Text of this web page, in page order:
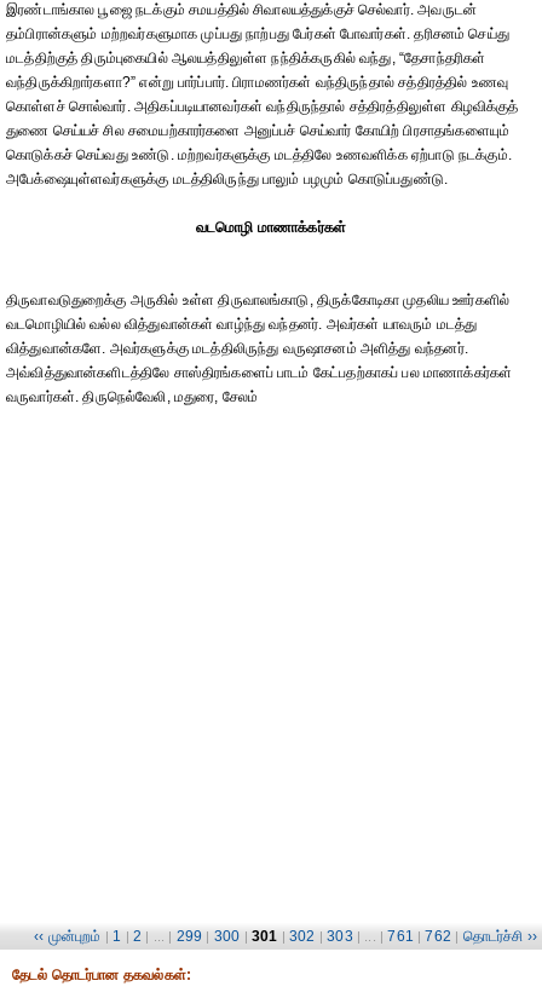
இரண்டாங்கால பூஜை நடக்கும் சமயத்தில் சிவாலயத்துக்குச் செல்வார். அவருடன்
தம்பிரான்களும் மற்றவர்களுமாக முப்பது நாற்பது பேர்கள் போவார்கள். தரிசனம் செய்து
மடத்திற்குத் திரும்புகையில் ஆலயத்திலுள்ள நந்திக்கருகில் வந்து, “தேசாந்தரிகள்
வந்திருக்கிறார்களா?” என்று பார்ப்பார். பிராமணர்கள் வந்திருந்தால் சத்திரத்தில் உணவு
கொள்ளச் சொல்வார். அதிகப்படியானவர்கள் வந்திருந்தால் சத்திரத்திலுள்ள கிழவிக்குத்
துணை செய்யச் சில சமையற்காரர்களை அனுப்பச் செய்வார் கோயிற் பிரசாதங்களையும்
கொடுக்கச் செய்வது உண்டு. மற்றவர்களுக்கு மடத்திலே உணவளிக்க ஏற்பாடு நடக்கும்.
அபேக்ஷையுள்ளவர்களுக்கு மடத்திலிருந்து பாலும் பழமும் கொடுப்பதுண்டு.
வடமொழி மாணாக்கர்கள்
திருவாவடுதுறைக்கு அருகில் உள்ள திருவாலங்காடு, திருக்கோடிகா முதலிய ஊர்களில்
வடமொழியில் வல்ல வித்துவான்கள் வாழ்ந்து வந்தனர். அவர்கள் யாவரும் மடத்து
வித்துவான்களே. அவர்களுக்கு மடத்திலிருந்து வருஷாசனம் அளித்து வந்தனர்.
அவ்வித்துவான்களிடத்திலே சாஸ்திரங்களைப் பாடம் கேட்பதற்காகப் பல மாணாக்கர்கள்
வருவார்கள். திருநெல்வேலி, மதுரை, சேலம்
‹‹ முன்புறம் | 1 | 2 | ... | 299 | 300 | 301 | 302 | 303 | ... | 761 | 762 | தொடர்ச்சி ››
தேட‌ல் தொட‌ர்பான தகவ‌ல்க‌ள்: